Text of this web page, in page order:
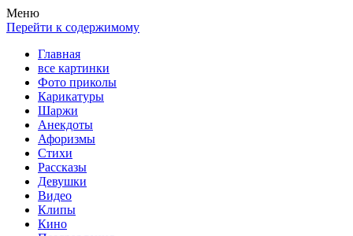
Весела хата — прикольные картинки, смешные истории,
клипы!
Покажем всем ваши фото приколы, карикатуры, шаржи, стихи,
рассказы, видео и песни!
Меню
Перейти к содержимому
Главная
все картинки
Фото приколы
Карикатуры
Шаржи
Анекдоты
Афоризмы
Стихи
Рассказы
Девушки
Видео
Клипы
Кино